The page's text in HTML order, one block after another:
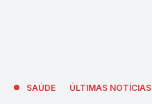
SAÚDE ÚLTIMAS NOTÍCIAS